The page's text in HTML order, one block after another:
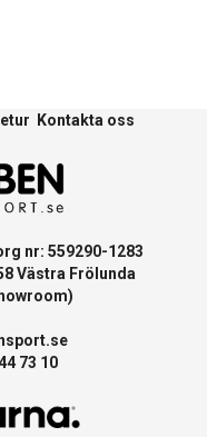
Kontakta oss
nr: 559290-1283
Västra Frölunda
73 10